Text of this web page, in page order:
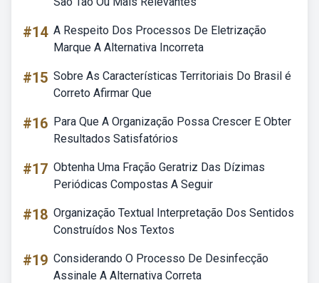
#14 A Respeito Dos Processos De Eletrização
Marque A Alternativa Incorreta
#15 Sobre As Características Territoriais Do Brasil é
Correto Afirmar Que
#16 Para Que A Organização Possa Crescer E Obter
Resultados Satisfatórios
#17 Obtenha Uma Fração Geratriz Das Dízimas
Periódicas Compostas A Seguir
#18 Organização Textual Interpretação Dos Sentidos
Construídos Nos Textos
#19 Considerando O Processo De Desinfecção
Assinale A Alternativa Correta